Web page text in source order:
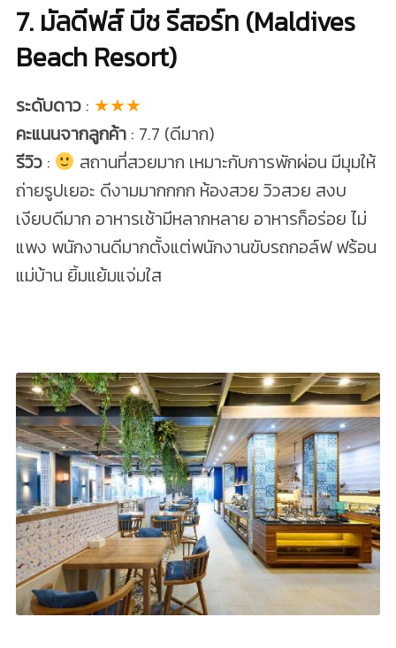
7. มัลดีฟส์ บีช รีสอร์ท (Maldives
Beach Resort)
ระดับดาว: ★★★
คะแนนจากลูกค้า: 7.7 (ดีมาก)
รีวิว:
สถานที่สวยมาก เหมาะกับการพักผ่อน มีมุมให้
ถ่ายรูปเยอะ ดีงามมากกกก ห้องสวย วิวสวย สงบ
เงียบดีมาก อาหารเช้ามีหลากหลาย อาหารก็อร่อย ไม่
แพง พนักงานดีมากตั้งแต่พนักงานขับรถกอล์ฟ​ ฟร้อน
แม่บ้าน​ ยิ้มแย้มแจ่มใส​